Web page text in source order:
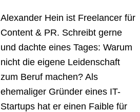
Alexander Hein ist Freelancer für
Content & PR. Schreibt gerne
und dachte eines Tages: Warum
nicht die eigene Leidenschaft
zum Beruf machen? Als
ehemaliger Gründer eines IT-
Startups hat er einen Faible für